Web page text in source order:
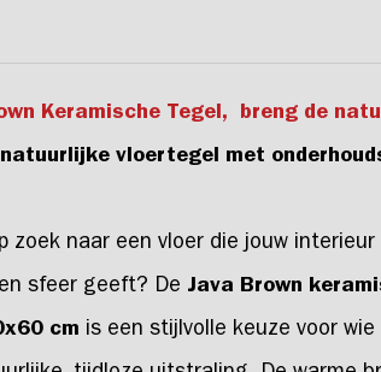
Keramische Tegel, breng de
natuurlijke vloertegel met
zoek naar een vloer die jouw
sfeer geeft? De Java Brown
cm is een stijlvolle keuze voor wie